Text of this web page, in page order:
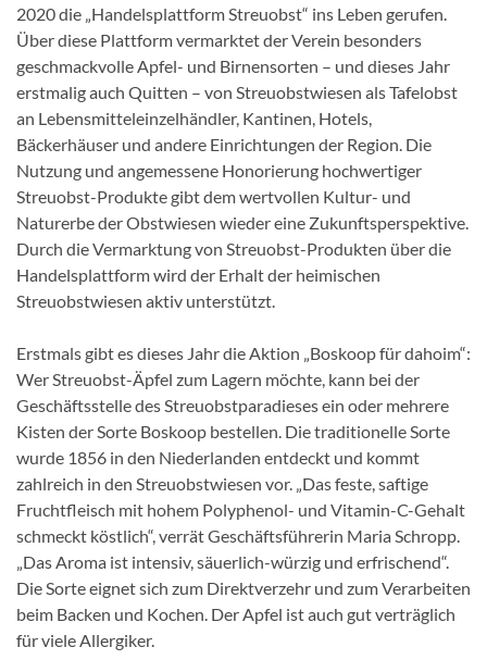
2020 die „Handelsplattform Streuobst“ ins Leben gerufen.
Über diese Plattform vermarktet der Verein besonders
geschmackvolle Apfel- und Birnensorten – und dieses Jahr
erstmalig auch Quitten – von Streuobstwiesen als Tafelobst
an Lebensmitteleinzelhändler, Kantinen, Hotels,
Bäckerhäuser und andere Einrichtungen der Region. Die
Nutzung und angemessene Honorierung hochwertiger
Streuobst-Produkte gibt dem wertvollen Kultur- und
Naturerbe der Obstwiesen wieder eine Zukunftsperspektive.
Durch die Vermarktung von Streuobst-Produkten über die
Handelsplattform wird der Erhalt der heimischen
Streuobstwiesen aktiv unterstützt.
Erstmals gibt es dieses Jahr die Aktion „Boskoop für dahoim“:
Wer Streuobst-Äpfel zum Lagern möchte, kann bei der
Geschäftsstelle des Streuobstparadieses ein oder mehrere
Kisten der Sorte Boskoop bestellen. Die traditionelle Sorte
wurde 1856 in den Niederlanden entdeckt und kommt
zahlreich in den Streuobstwiesen vor. „Das feste, saftige
Fruchtfleisch mit hohem Polyphenol- und Vitamin-C-Gehalt
schmeckt köstlich“, verrät Geschäftsführerin Maria Schropp.
„Das Aroma ist intensiv, säuerlich-würzig und erfrischend“.
Die Sorte eignet sich zum Direktverzehr und zum Verarbeiten
beim Backen und Kochen. Der Apfel ist auch gut verträglich
für viele Allergiker.